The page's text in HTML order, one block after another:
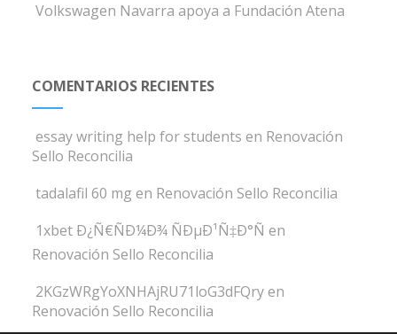
Volkswagen Navarra apoya a Fundación Atena
COMENTARIOS RECIENTES
essay writing help for students en Renovación
Sello Reconcilia
tadalafil 60 mg en Renovación Sello Reconcilia
1xbet Ð¿Ñ€ÑÐ¼Ð¾ ÑÐµÐ¹Ñ‡Ð°Ñ en
Renovación Sello Reconcilia
2KGzWRgYoXNHAjRU71loG3dFQryen
Renovación Sello Reconcilia